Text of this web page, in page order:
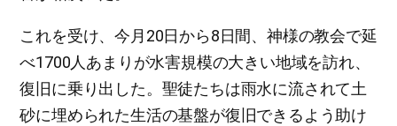
これを受け、今月20日から8日間、神様の教会で延
べ1700人あまりが水害規模の大きい地域を訪れ、
復旧に乗り出した。聖徒たちは雨水に流されて土
砂に埋められた生活の基盤が復旧できるよう助け